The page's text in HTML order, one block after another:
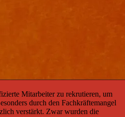
Mitarbeiter zu rekrutieren, um
durch den Fachkräftemangel
verstärkt. Zwar wurden die